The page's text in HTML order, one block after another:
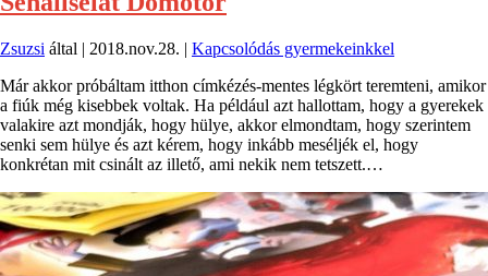
Zsuzsi által | 2018.nov.28. | Kapcsolódás gyermekeinkkel
Már akkor próbáltam itthon címkézés-mentes légkört teremteni, amikor
a fiúk még kisebbek voltak. Ha például azt hallottam, hogy a gyerekek
valakire azt mondják, hogy hülye, akkor elmondtam, hogy szerintem
senki sem hülye és azt kérem, hogy inkább meséljék el, hogy
konkrétan mit csinált az illető, ami nekik nem tetszett.…